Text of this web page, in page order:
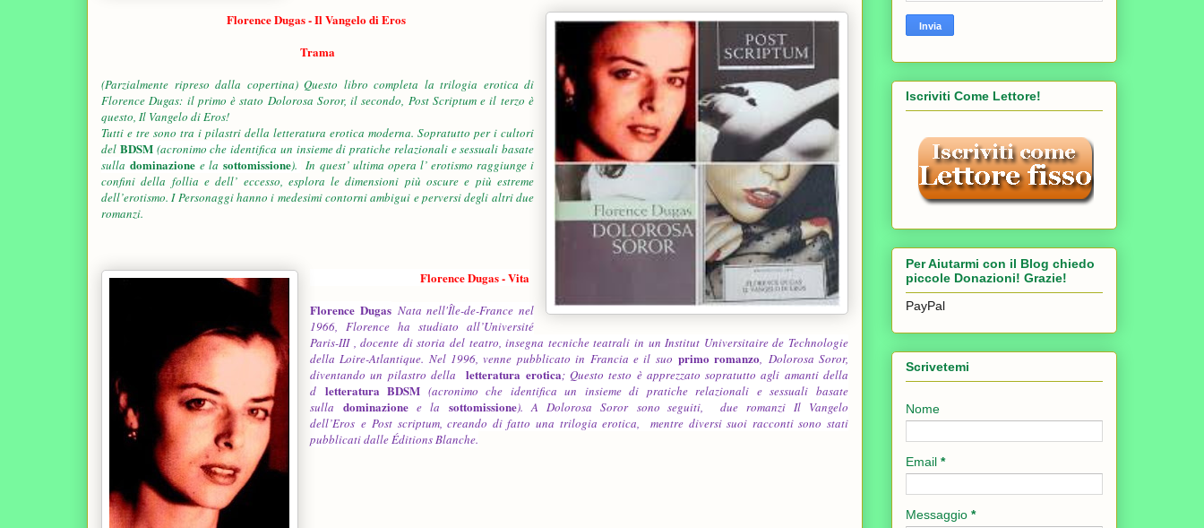
Florence Dugas - Il Vangelo di Eros
Trama
(Parzialmente ripreso dalla copertina) Questo libro completa la trilogia erotica di
Florence Dugas: il primo è stato Dolorosa Soror, il secondo, Post Scriptum e il terzo è
questo, Il Vangelo di Eros!
Tutti e tre sono tra i pilastri della letteratura erotica moderna. Sopratutto per i cultori
del BDSM (acronimo che identifica un insieme di pratiche relazionali e sessuali basate
sulladominazione e lasottomissione).
In quest’ ultima opera l’ erotismo raggiunge i
confini della follia e dell’ eccesso, esplora le dimensioni più oscure e più estreme
dell’erotismo. I Personaggi hanno i medesimi contorni ambigui e perversi degli altri due
romanzi.
Florence Dugas - Vita
Florence DugasNata nell'Île-de-France nel
1966, Florence ha studiato all’Université
Paris-III , docente di storia del teatro, insegna tecniche teatrali in un Institut Universitaire de Technologie
della Loire-Atlantique. Nel 1996, venne pubblicato in Francia e il suo primo romanzo Dolorosa Soror,
diventando un pilastro della
letteratura erotica; Questo testo è apprezzato sopratutto agli amanti della
d letteratura BDSM (acronimo che identifica un insieme di pratiche relazionali e sessuali basate
sulla dominazionee la sottomissione). A Dolorosa Soror sono seguiti, due romanzi Il Vangelo
dell’Eros e Post scriptum, creando di fatto una trilogia erotica,
mentre diversi suoi racconti sono stati
pubblicati dalle Éditions Blanche.
Iscriviti Come Lettore!
Per Aiutarmi con il Blog chiedo
piccole Donazioni! Grazie!
PayPal
Scrivetemi
Nome
Email *
Messaggio *